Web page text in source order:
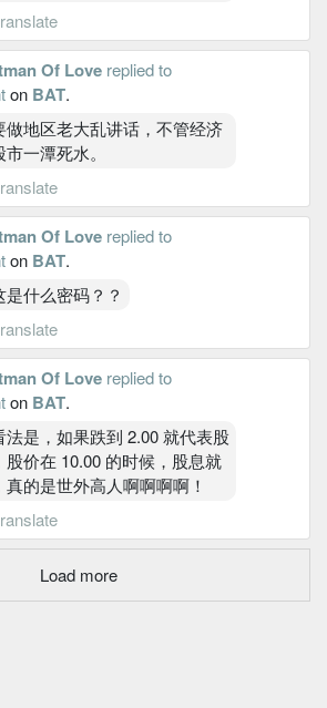
Of Love replied to
on BAT.
做地区老大乱讲话，不管经济
一潭死水。
Of Love replied to
on BAT.
什么密码？？
Of Love replied to
on BAT.
法是，如果跌到 2.00 就代表股
股价在 10.00 的时候，股息就
的是世外高人啊啊啊啊！
Load more